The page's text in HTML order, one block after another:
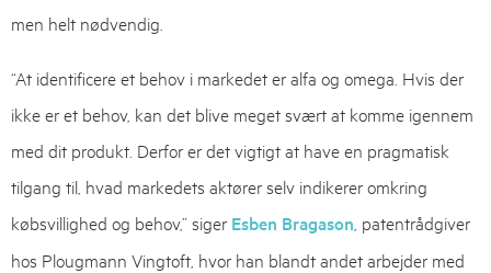
men helt nødvendig.
“At identificere et behov i markedet er alfa og omega. Hvis der
ikke er et behov, kan det blive meget svært at komme igennem
med dit produkt. Derfor er det vigtigt at have en pragmatisk
tilgang til, hvad markedets aktører selv indikerer omkring
købsvillighed og behov,” siger Esben Bragason , patentrådgiver
hos Plougmann Vingtoft, hvor han blandt andet arbejder med